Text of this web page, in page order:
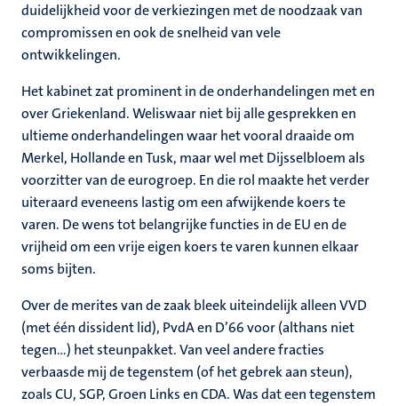
duidelijkheid voor de verkiezingen met de noodzaak van
compromissen en ook de snelheid van vele
ontwikkelingen.
Het kabinet zat prominent in de onderhandelingen met en
over Griekenland. Weliswaar niet bij alle gesprekken en
ultieme onderhandelingen waar het vooral draaide om
Merkel, Hollande en Tusk, maar wel met Dijsselbloem als
voorzitter van de eurogroep. En die rol maakte het verder
uiteraard eveneens lastig om een afwijkende koers te
varen. De wens tot belangrijke functies in de EU en de
vrijheid om een vrije eigen koers te varen kunnen elkaar
soms bijten.
Over de merites van de zaak bleek uiteindelijk alleen VVD
(met één dissident lid), PvdA en D’66 voor (althans niet
tegen…) het steunpakket. Van veel andere fracties
verbaasde mij de tegenstem (of het gebrek aan steun),
zoals CU, SGP, Groen Links en CDA. Was dat een tegenstem